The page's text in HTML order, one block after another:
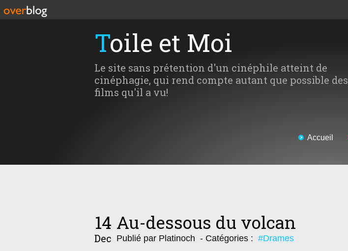
Toile et Moi
Le site sans prétention d'un cinéphile atteint de
cinéphagie, qui rend compte autant que possible des
films qu'il a vu!
Accueil
14
Dec
Au-dessous du volcan
Publié par Platinoch - Catégories : #Drames